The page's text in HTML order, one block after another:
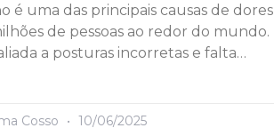
é uma das principais causas de dores
de pessoas ao redor do mundo.
a posturas incorretas e falta…
Cosso 10/06/2025